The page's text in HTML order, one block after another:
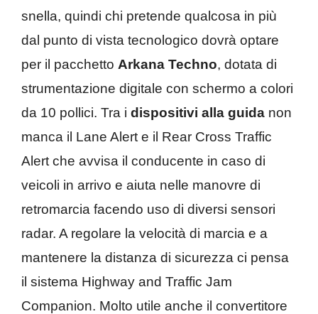
snella, quindi chi pretende qualcosa in più
dal punto di vista tecnologico dovrà optare
per il pacchetto Arkana Techno, dotata di
strumentazione digitale con schermo a colori
da 10 pollici. Tra i dispositivi alla guida non
manca il Lane Alert e il Rear Cross Traffic
Alert che avvisa il conducente in caso di
veicoli in arrivo e aiuta nelle manovre di
retromarcia facendo uso di diversi sensori
radar. A regolare la velocità di marcia e a
mantenere la distanza di sicurezza ci pensa
il sistema Highway and Traffic Jam
Companion. Molto utile anche il convertitore